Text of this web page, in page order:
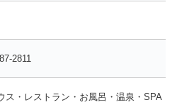
2811
ス・レストラン・お風呂・温泉・SPA